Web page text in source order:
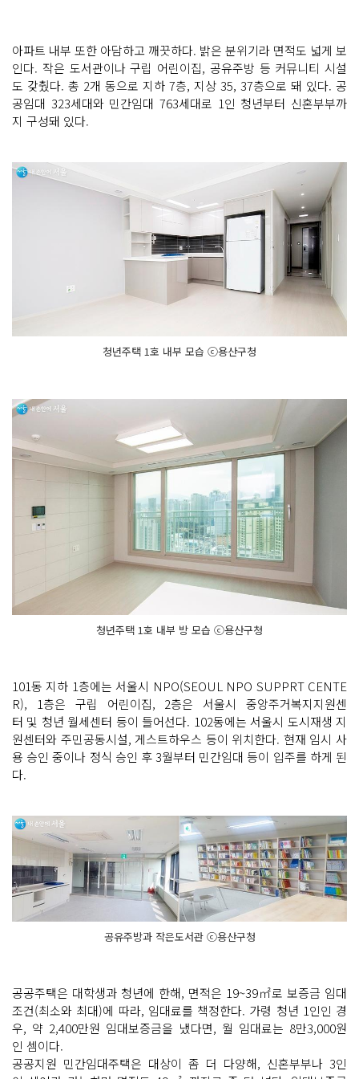
아파트 내부 또한 아담하고 깨끗하다. 밝은 분위기라 면적도 넓게 보
인다. 작은 도서관이나 구립 어린이집, 공유주방 등 커뮤니티 시설
도 갖췄다. 총 2개 동으로 지하 7층, 지상 35, 37층으로 돼 있다. 공
공임대 323세대와 민간임대 763세대로 1인 청년부터 신혼부부까
지 구성돼 있다.
청년주택 1호 내부 모습 ⓒ용산구청
청년주택 1호 내부 방 모습 ⓒ용산구청
101동 지하 1층에는 서울시 NPO(SEOUL NPO SUPPRT CENTE
R), 1층은 구립 어린이집, 2층은 서울시 중앙주거복지지원센
터 및 청년 월세센터 등이 들어선다. 102동에는 서울시 도시재생 지
원센터와 주민공동시설, 게스트하우스 등이 위치한다. 현재 임시 사
용 승인 중이나 정식 승인 후 3월부터 민간임대 등이 입주를 하게 된
다.
공유주방과 작은도서관 ⓒ용산구청
공공주택은 대학생과 청년에 한해, 면적은 19~39㎡로 보증금 임대
조건(최소와 최대)에 따라, 임대료를 책정한다. 가령 청년 1인인 경
우, 약 2,400만원 임대보증금을 냈다면, 월 임대료는 8만3,000원
인 셈이다.
공공지원 민간임대주택은 대상이 좀 더 다양해, 신혼부부나 3인